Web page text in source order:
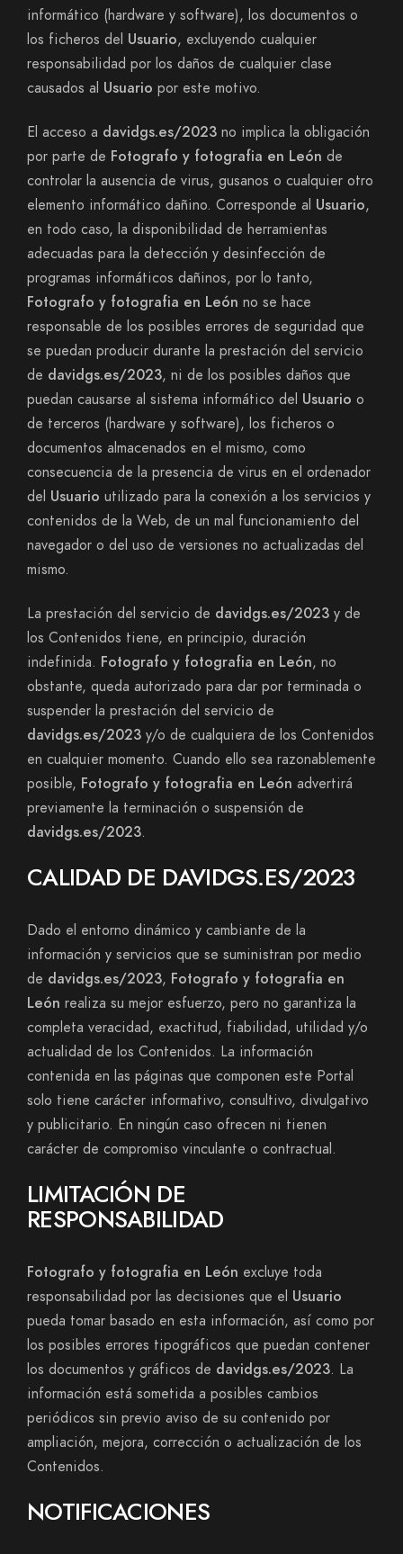
informático (hardware y software), los documentos o
los ficheros del Usuario, excluyendo cualquier
responsabilidad por los daños de cualquier clase
causados al Usuario por este motivo.
El acceso a davidgs.es/2023 no implica la obligación
por parte de Fotografo y fotografia en León de
controlar la ausencia de virus, gusanos o cualquier otro
elemento informático dañino. Corresponde al Usuario,
en todo caso, la disponibilidad de herramientas
adecuadas para la detección y desinfección de
programas informáticos dañinos, por lo tanto,
Fotografo y fotografia en León no se hace
responsable de los posibles errores de seguridad que
se puedan producir durante la prestación del servicio
de davidgs.es/2023, ni de los posibles daños que
puedan causarse al sistema informático del Usuario o
de terceros (hardware y software), los ficheros o
documentos almacenados en el mismo, como
consecuencia de la presencia de virus en el ordenador
del Usuario utilizado para la conexión a los servicios y
contenidos de la Web, de un mal funcionamiento del
navegador o del uso de versiones no actualizadas del
mismo.
La prestación del servicio de davidgs.es/2023 y de
los Contenidos tiene, en principio, duración
indefinida. Fotografo y fotografia en León, no
obstante, queda autorizado para dar por terminada o
suspender la prestación del servicio de
davidgs.es/2023 y/o de cualquiera de los Contenidos
en cualquier momento. Cuando ello sea razonablemente
posible, Fotografo y fotografia en León advertirá
previamente la terminación o suspensión de
davidgs.es/2023.
CALIDAD DE DAVIDGS.ES/2023
Dado el entorno dinámico y cambiante de la
información y servicios que se suministran por medio
de davidgs.es/2023, Fotografo y fotografia en
León realiza su mejor esfuerzo, pero no garantiza la
completa veracidad, exactitud, fiabilidad, utilidad y/o
actualidad de los Contenidos. La información
contenida en las páginas que componen este Portal
solo tiene carácter informativo, consultivo, divulgativo
y publicitario. En ningún caso ofrecen ni tienen
carácter de compromiso vinculante o contractual.
LIMITACIÓN DE
RESPONSABILIDAD
Fotografo y fotografia en León excluye toda
responsabilidad por las decisiones que el Usuario
pueda tomar basado en esta información, así como por
los posibles errores tipográficos que puedan contener
los documentos y gráficos de davidgs.es/2023. La
información está sometida a posibles cambios
periódicos sin previo aviso de su contenido por
ampliación, mejora, corrección o actualización de los
Contenidos.
NOTIFICACIONES